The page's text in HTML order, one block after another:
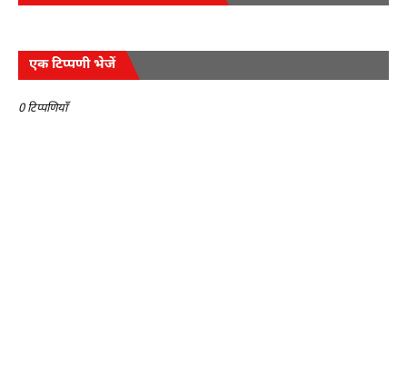
एक टिप्पणी भेजें
0 टिप्पणियाँ